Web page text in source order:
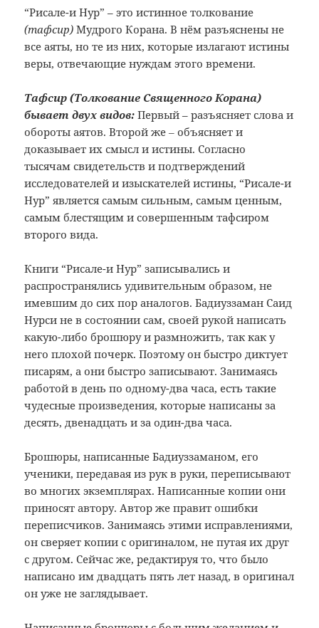
“Рисале-и Нур” – это истинное толкование
(тафсир) Мудрого Корана. В нём разъяснены не
все аяты, но те из них, которые излагают истины
веры, отвечающие нуждам этого времени.
Тафсир (Толкование Священного Корана)
бывает двух видов: Первый – разъясняет слова и
обороты аятов. Второй же ‒ объясняет и
доказывает их смысл и истины. Согласно
тысячам свидетельств и подтверждений
исследователей и изыскателей истины, “Рисале-и
Нур” является самым сильным, самым ценным,
самым блестящим и совершенным тафсиром
второго вида.
Книги “Рисале-и Нур” записывались и
распространялись удивительным образом, не
имевшим до сих пор аналогов. Бадиуззаман Саид
Нурси не в состоянии сам, своей рукой написать
какую-либо брошюру и размножить, так как у
него плохой почерк. Поэтому он быстро диктует
писарям, а они быстро записывают. Занимаясь
работой в день по одному-два часа, есть такие
чудесные произведения, которые написаны за
десять, двенадцать и за один-два часа.
Брошюры, написанные Бадиуззаманом, его
ученики, передавая из рук в руки, переписывают
во многих экземплярах. Написанные копии они
приносят автору. Автор же правит ошибки
переписчиков. Занимаясь этими исправлениями,
он сверяет копии с оригиналом, не путая их друг
с другом. Сейчас же, редактируя то, что было
написано им двадцать пять лет назад, в оригинал
он уже не заглядывает.